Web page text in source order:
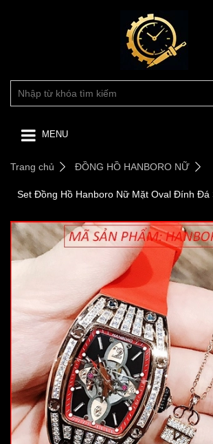
MENU
Trang chủ ĐỒNG HỒ HANBORO NỮ
Set Đồng Hồ Hanboro Nữ Mặt Oval Đính Đá